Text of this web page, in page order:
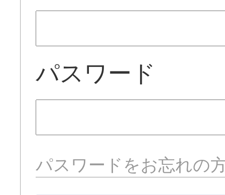
パスワード
パスワードをお忘れの